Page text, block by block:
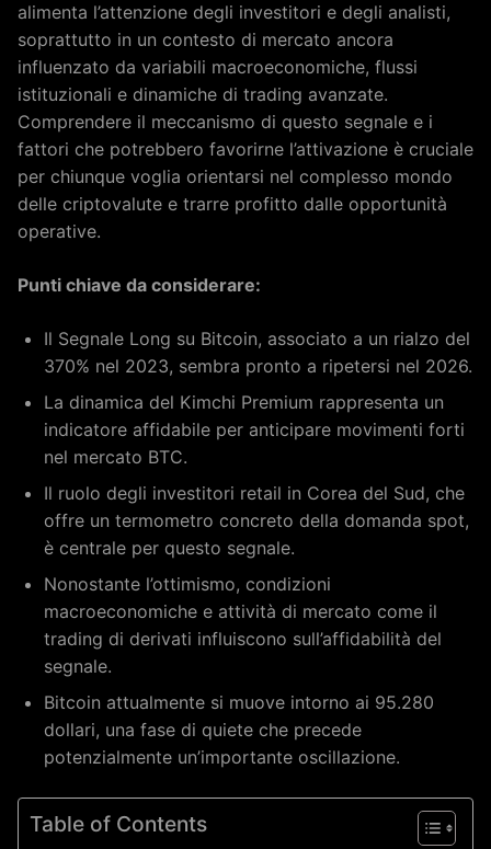
alimenta l’attenzione degli investitori e degli analisti,
soprattutto in un contesto di mercato ancora
influenzato da variabili macroeconomiche, flussi
istituzionali e dinamiche di trading avanzate.
Comprendere il meccanismo di questo segnale e i
fattori che potrebbero favorirne l’attivazione è cruciale
per chiunque voglia orientarsi nel complesso mondo
delle criptovalute e trarre profitto dalle opportunità
operative.
Punti chiave da considerare:
Il Segnale Long su Bitcoin, associato a un rialzo del
370% nel 2023, sembra pronto a ripetersi nel 2026.
La dinamica del Kimchi Premium rappresenta un
indicatore affidabile per anticipare movimenti forti
nel mercato BTC.
Il ruolo degli investitori retail in Corea del Sud, che
offre un termometro concreto della domanda spot,
è centrale per questo segnale.
Nonostante l’ottimismo, condizioni
macroeconomiche e attività di mercato come il
trading di derivati influiscono sull’affidabilità del
segnale.
Bitcoin attualmente si muove intorno ai 95.280
dollari, una fase di quiete che precede
potenzialmente un’importante oscillazione.
Table of Contents